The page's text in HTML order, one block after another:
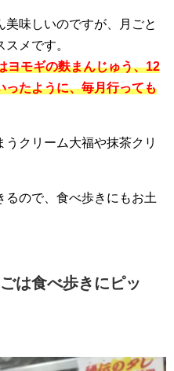
味しいのですが、月ごと
メです。
ヨモギの麩まんじゅう、12
ったように、毎月行っても
うクリーム大福や抹茶クリ
るので、食べ歩きにもお土
は食べ歩きにピッ